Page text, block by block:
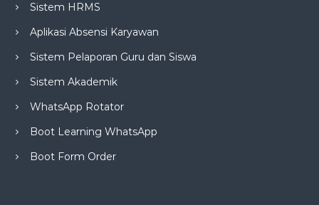
Sistem HRMS
Aplikasi Absensi Karyawan
Sistem Pelaporan Guru dan Siswa
Sistem Akademik
WhatsApp Rotator
Boot Learning WhatsApp
Boot Form Order